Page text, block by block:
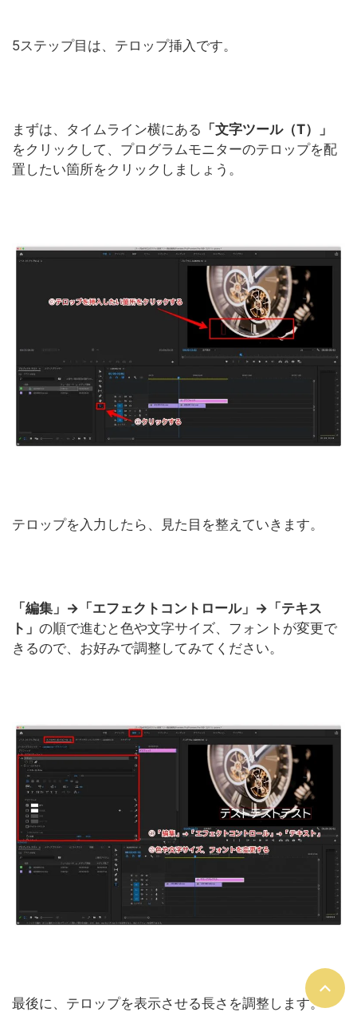
5ステップ目は、テロップ挿入です。
まずは、タイムライン横にある 「文字ツール（T）」
をクリックして、プログラムモニターのテロップを配
置したい箇所をクリックしましょう。
テロップを入力したら、見た目を整えていきます。
「編集」→「エフェクトコントロール」→「テキス
ト」 の順で進むと色や文字サイズ、フォントが変更で
きるので、お好みで調整してみてください。
最後に、テロップを表示させる長さを調整します。